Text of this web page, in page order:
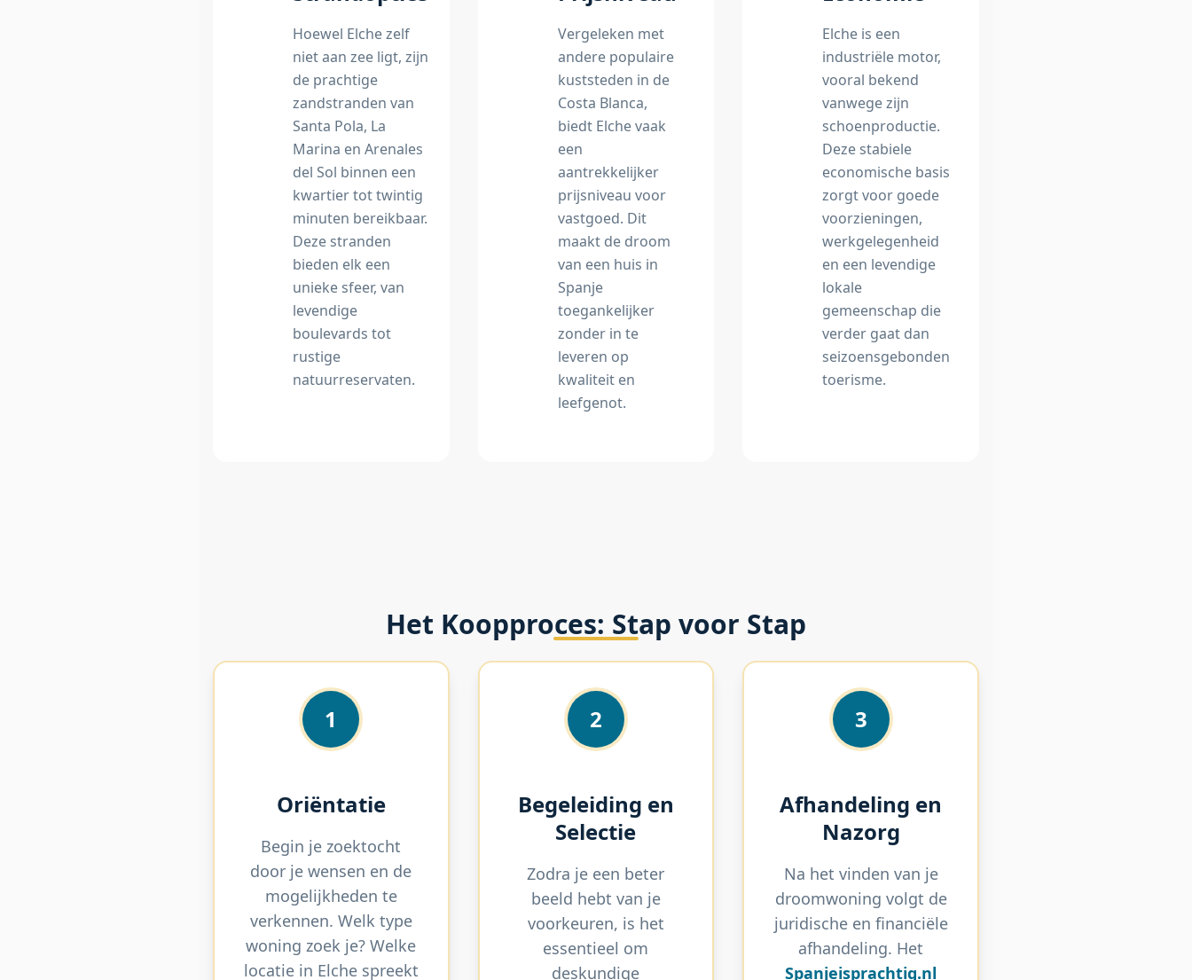
Hoewel Elche zelf
niet aan zee ligt, zijn
de prachtige
zandstranden van
Santa Pola, La
Marina en Arenales
del Sol binnen een
kwartier tot twintig
minuten bereikbaar.
Deze stranden
bieden elk een
unieke sfeer, van
levendige
boulevards tot
rustige
natuurreservaten.
Vergeleken met
andere populaire
kuststeden in de
Costa Blanca,
biedt Elche vaak
een
aantrekkelijker
prijsniveau voor
vastgoed. Dit
maakt de droom
van een huis in
Spanje
toegankelijker
zonder in te
leveren op
kwaliteit en
leefgenot.
Elche is een
industriële motor,
vooral bekend
vanwege zijn
schoenproductie.
Deze stabiele
economische basis
zorgt voor goede
voorzieningen,
werkgelegenheid
en een levendige
lokale
gemeenschap die
verder gaat dan
seizoensgebonden
toerisme.
Het Koopproces: Stap voor Stap
1
Oriëntatie
Begin je zoektocht
door je wensen en de
mogelijkheden te
verkennen. Welk type
woning zoek je? Welke
locatie in Elche spreekt
2
Begeleiding en
Selectie
Zodra je een beter
beeld hebt van je
voorkeuren, is het
essentieel om
deskundige
3
Afhandeling en
Nazorg
Na het vinden van je
droomwoning volgt de
juridische en financiële
afhandeling. Het
Spanjeisprachtig.nl